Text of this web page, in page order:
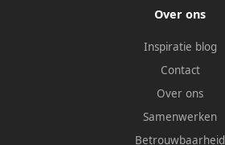
Over ons
Inspiratie blog
Contact
Over ons
Samenwerken
Betrouwbaarheid